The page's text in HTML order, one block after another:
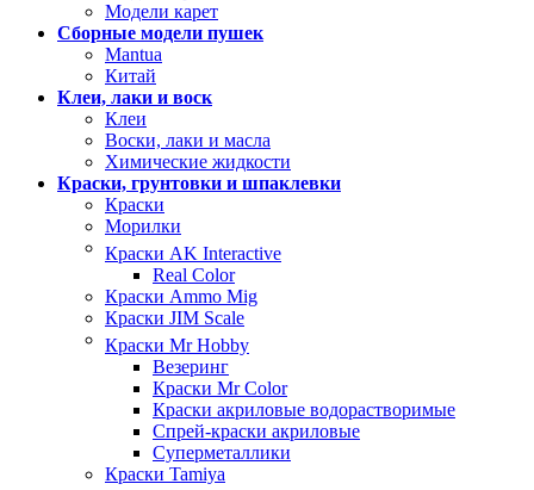
Модели карет
Сборные модели пушек
Mantua
Китай
Клеи, лаки и воск
Клеи
Воски, лаки и масла
Химические жидкости
Краски, грунтовки и шпаклевки
Краски
Морилки
Краски AK Interactive
Real Color
Краски Ammo Mig
Краски JIM Scale
Краски Mr Hobby
Везеринг
Краски Mr Color
Краски акриловые водорастворимые
Спрей-краски акриловые
Суперметаллики
Краски Tamiya